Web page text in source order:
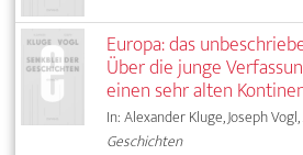
Europa: das
Über die junge
einen sehr alten
In: Alexander Kluge, Joseph Vogl,
Geschichten